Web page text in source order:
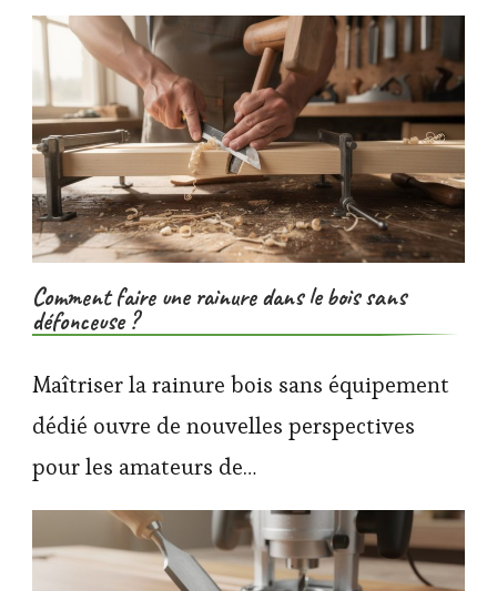
Comment faire une rainure dans le bois sans
défonceuse ?
Maîtriser la rainure bois sans équipement
dédié ouvre de nouvelles perspectives
pour les amateurs de…